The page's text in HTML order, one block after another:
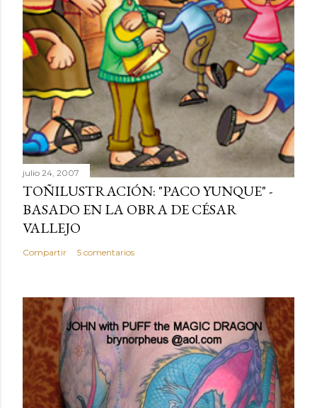
julio 24, 2007
TOÑILUSTRACIÓN: "PACO YUNQUE" -
BASADO EN LA OBRA DE CÉSAR
VALLEJO
Compartir 5 comentarios